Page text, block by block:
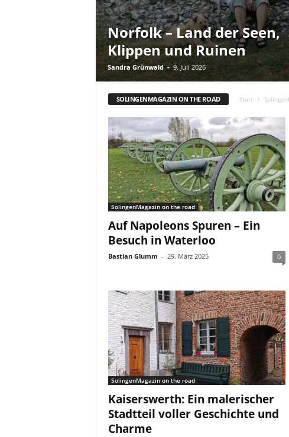
Norfolk – Land der Seen,
Klippen und Ruinen
Sandra Grünwald - 9. Juli 2026
SOLINGENMAGAZIN ON THE ROAD Start
SolingenMagazin on the road
Auf Napoleons Spuren – Ein
Besuch in Waterloo
Bastian Glumm - 29. März 2025 0
SolingenMagazin on the road
Kaiserswerth: Ein malerischer
Stadtteil voller Geschichte und
Charme